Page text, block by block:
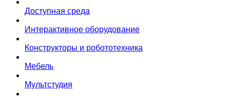
Доступная среда
Интерактивное оборудование
Конструкторы и робототехника
Мебель
Мультстудия